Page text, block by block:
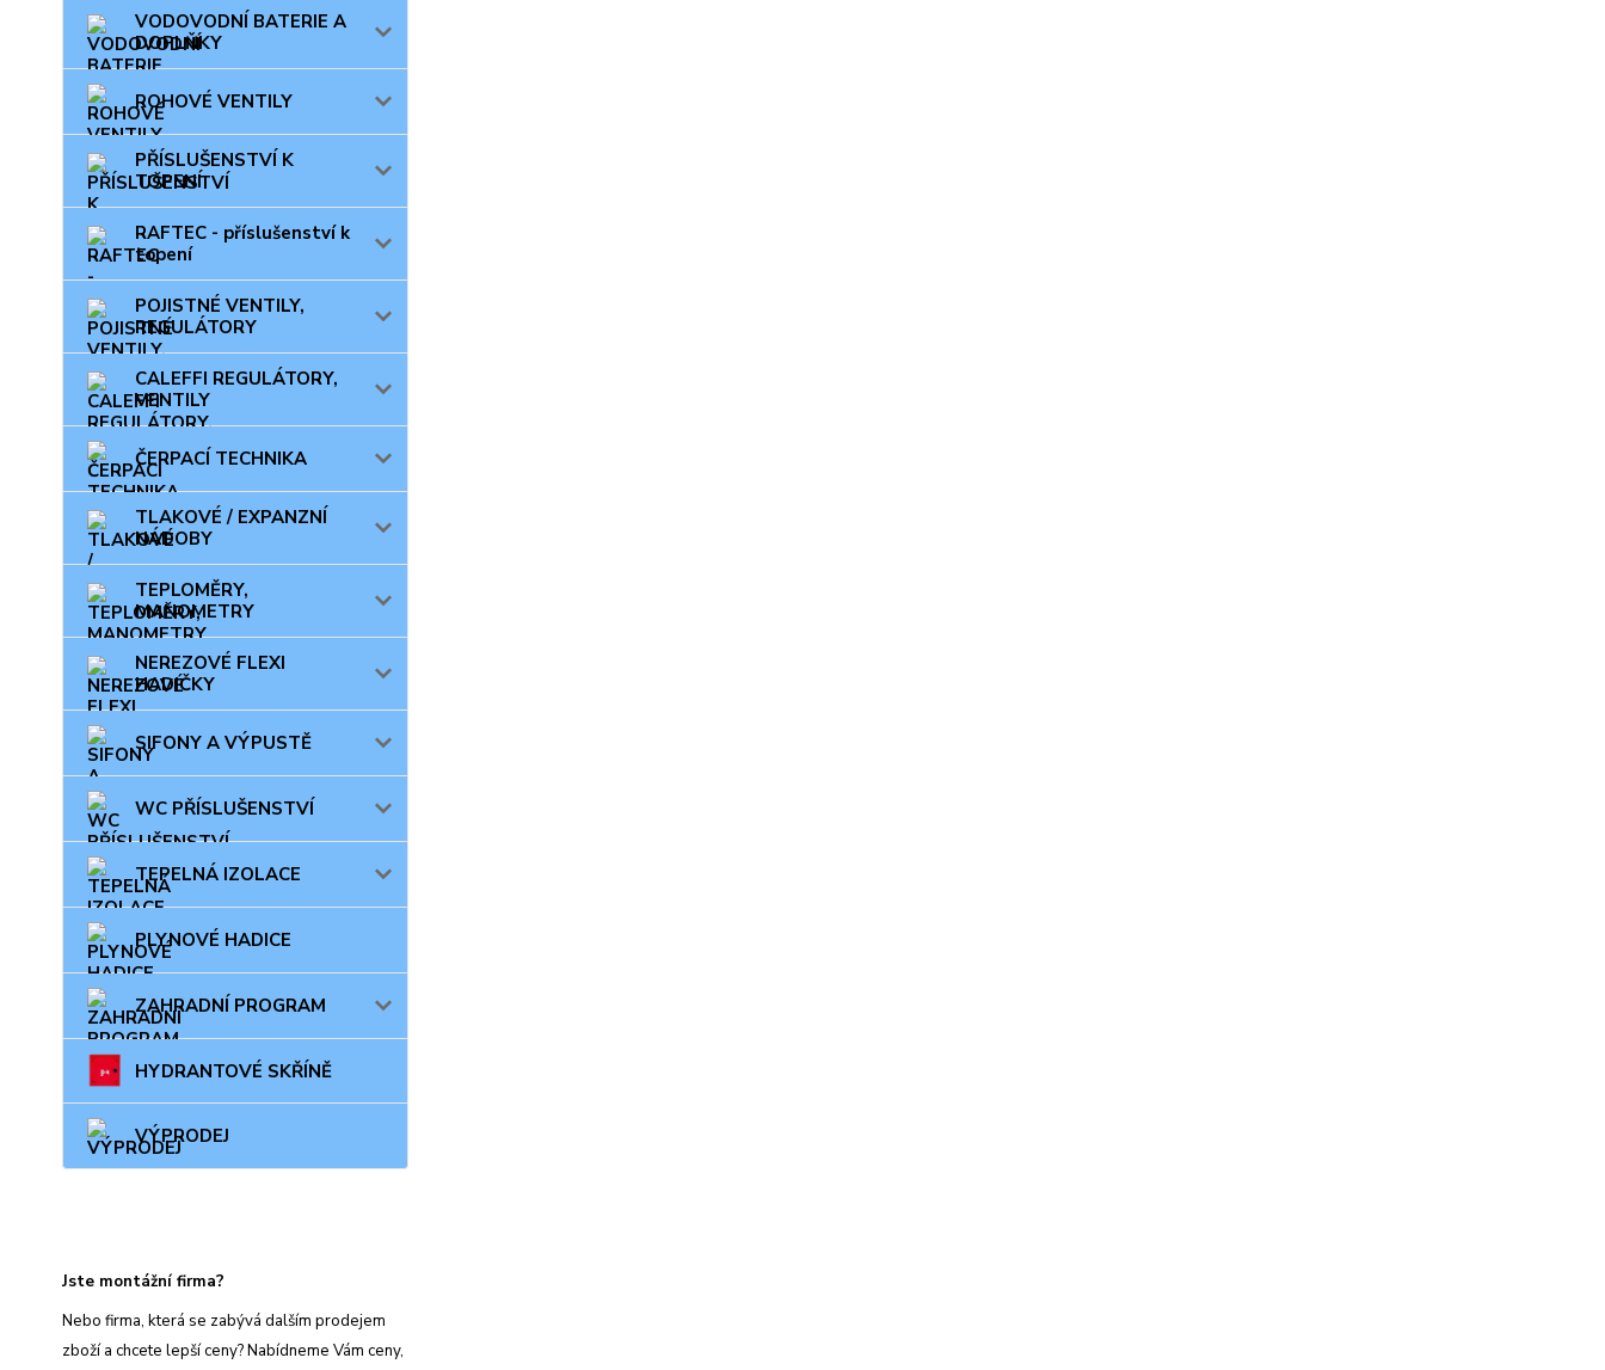
VODOVODNÍ BATERIE A
DOPLŇKY
ROHOVÉ VENTILY
PŘÍSLUŠENSTVÍ K
TOPENÍ
RAFTEC - příslušenství k
topení
POJISTNÉ VENTILY,
REGULÁTORY
CALEFFI REGULÁTORY,
VENTILY
ČERPACÍ TECHNIKA
TLAKOVÉ / EXPANZNÍ
NÁDOBY
TEPLOMĚRY,
MANOMETRY
NEREZOVÉ FLEXI
HADIČKY
SIFONY A VÝPUSTĚ
WC PŘÍSLUŠENSTVÍ
TEPELNÁ IZOLACE
PLYNOVÉ HADICE
ZAHRADNÍ PROGRAM
HYDRANTOVÉ SKŘÍNĚ
VÝPRODEJ
Jste montážní firma?
Nebo firma, která se zabývá dalším prodejem
zboží a chcete lepší ceny? Nabídneme Vám ceny,